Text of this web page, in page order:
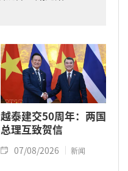
越泰建交50周年：两国
总理互致贺信
07/08/2026 新闻